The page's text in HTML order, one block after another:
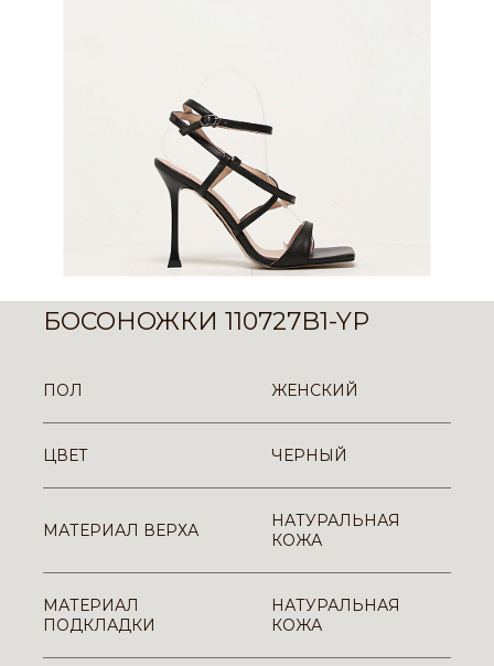
БОСОНОЖКИ 110727B1-YP
ПОЛ ЖЕНСКИЙ
ЦВЕТ ЧЕРНЫЙ
МАТЕРИАЛ ВЕРХА
НАТУРАЛЬНАЯ
КОЖА
МАТЕРИАЛ
ПОДКЛАДКИ
НАТУРАЛЬНАЯ
КОЖА